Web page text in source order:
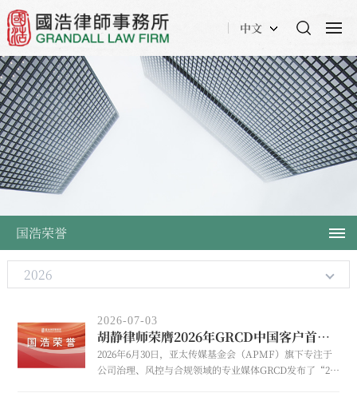
中文
国浩荣誉
2026
2026-07-03
胡静律师荣膺2026年GRCD中国客户首选网络安全与数据合规律师15强
2026年6月30日，亚太传媒基金会（APMF）旗下专注于
公司治理、风控与合规领域的专业媒体GRCD发布了“202